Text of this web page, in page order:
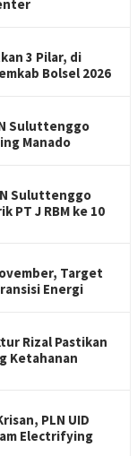
3 Pilar, di
Bolsel 2026
Suluttenggo
Manado
Suluttenggo
PT J RBM ke 10
Target
Energi
Rizal Pastikan
Ketahanan
PLN UID
Electrifying